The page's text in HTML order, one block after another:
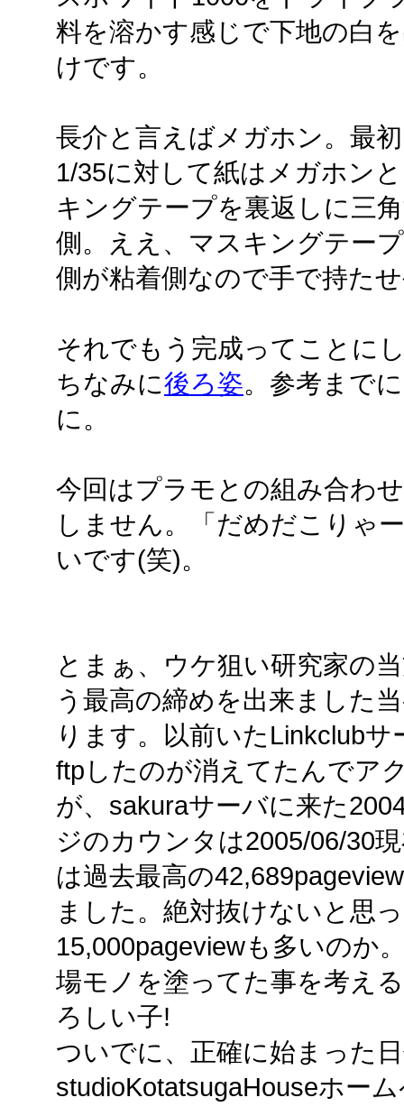
料を溶かす感じで下地の白
けです。
長介と言えばメガホン。最
1/35に対して紙はメガホン
キングテープを裏返しに三
側。ええ、マスキングテー
側が粘着側なので手で持た
それでもう完成ってことに
ちなみに後ろ姿。参考まで
に。
今回はプラモとの組み合わ
しません。「だめだこりゃ
いです(笑)。
とまぁ、ウケ狙い研究家の
う最高の締めを出来ました
ります。以前いたLinkclub
ftpしたのが消えてたんでア
が、sakuraサーバに来た
ジのカウンタは2005/06/30
は過去最高の
ました。絶対抜けないと思
15,000pageviewも多いのか
場モノを塗ってた事を考え
ろしい子!
ついでに、正確に始まった
studioKotatsugaHouseホー